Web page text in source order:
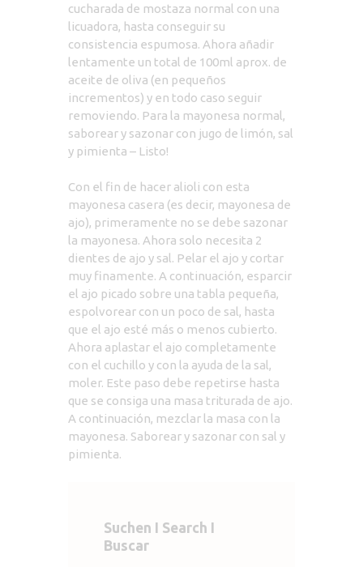
cucharada de mostaza normal con una
licuadora, hasta conseguir su
consistencia espumosa. Ahora añadir
lentamente un total de 100ml aprox. de
aceite de oliva (en pequeños
incrementos) y en todo caso seguir
removiendo. Para la mayonesa normal,
saborear y sazonar con jugo de limón, sal
y pimienta – Listo!
Con el fin de hacer alioli con esta
mayonesa casera (es decir, mayonesa de
ajo), primeramente no se debe sazonar
la mayonesa. Ahora solo necesita 2
dientes de ajo y sal. Pelar el ajo y cortar
muy finamente. A continuación, esparcir
el ajo picado sobre una tabla pequeña,
espolvorear con un poco de sal, hasta
que el ajo esté más o menos cubierto.
Ahora aplastar el ajo completamente
con el cuchillo y con la ayuda de la sal,
moler. Este paso debe repetirse hasta
que se consiga una masa triturada de ajo.
A continuación, mezclar la masa con la
mayonesa. Saborear y sazonar con sal y
pimienta.
Suchen I Search I
Buscar